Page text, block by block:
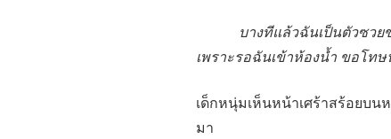
บางทีแล้วฉันเป็นตัวซวยของ
เพราะรอฉันเข้าห้องน้ำ ขอโทษ
เด็กหนุ่มเห็นหน้าเศร้าสร้อยบ
มา